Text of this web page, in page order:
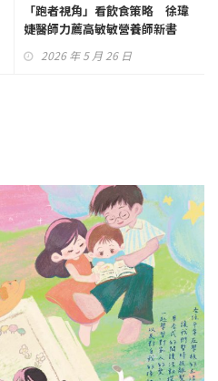
「跑者視角」看飲食策略 徐瑋
婕醫師力薦高敏敏營養師新書
2026 年 5 月 26 日